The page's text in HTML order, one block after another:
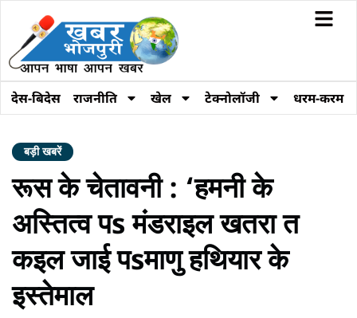
देस-बिदेस राजनीति खेल टेक्नोलॉजी धरम-करम
बड़ी खबरें
रूस के चेतावनी : ‘हमनी के
अस्तित्व पs मंडराइल खतरा त
कइल जाई पsमाणु हथियार के
इस्तेमाल